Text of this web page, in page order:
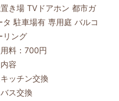
き場 TVドアホン 都市ガ
タ 駐車場有 専用庭 バルコ
リング
料：700円
容
ッチン交換
ス交換